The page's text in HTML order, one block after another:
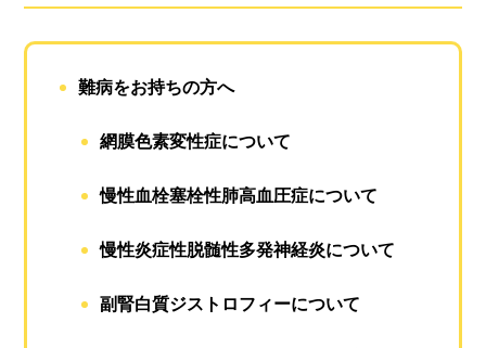
難病をお持ちの方へ
網膜色素変性症について
慢性血栓塞栓性肺高血圧症について
慢性炎症性脱髄性多発神経炎について
副腎白質ジストロフィーについて